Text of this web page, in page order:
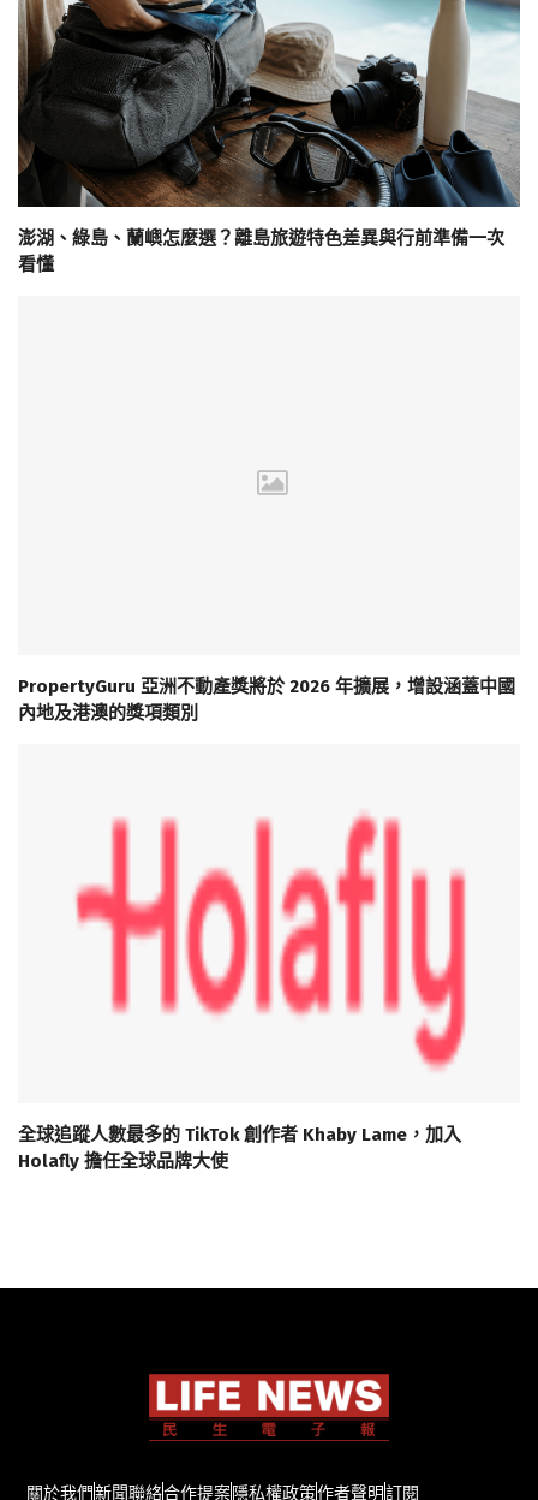
澎湖、綠島、蘭嶼怎麼選？離島旅遊特色差異與行前準備一次
看懂
PropertyGuru 亞洲不動產獎將於 2026 年擴展，增設涵蓋中國
內地及港澳的獎項類別
全球追蹤人數最多的 TikTok 創作者 Khaby Lame，加入
Holafly 擔任全球品牌大使
關於我們新聞聯絡合作提案隱私權政策作者聲明訂閱